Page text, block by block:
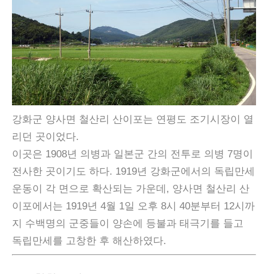
강화군 양사면 철산리 산이포는 연평도 조기시장이 열
리던 곳이었다.
이곳은 1908년 의병과 일본군 간의 전투로 의병 7명이
전사한 곳이기도 하다. 1919년 강화군에서의 독립만세
운동이 각 면으로 확산되는 가운데, 양사면 철산리 산
이포에서는 1919년 4월 1일 오후 8시 40분부터 12시까
지 수백명의 군중들이 양손에 등불과 태극기를 들고
독립만세를 고창한 후 해산하였다.